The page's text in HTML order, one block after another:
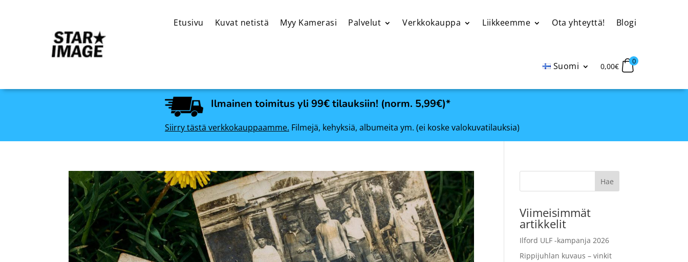
Etusivu Kuvat netistä Myy Kamerasi Palvelut Verkkokauppa Liikkeemme Ota yhteyttä! Blogi
Suomi 0,00€
0
Ilmainen toimitus yli 99€ tilauksiin! (norm. 5,99€)*
Siirry tästä verkkokauppaamme. Filmejä, kehyksiä, albumeita ym. (ei koske valokuvatilauksia)
Viimeisimmät
artikkelit
Ilford ULF -kampanja 2026
Rippijuhlan kuvaus – vinkit